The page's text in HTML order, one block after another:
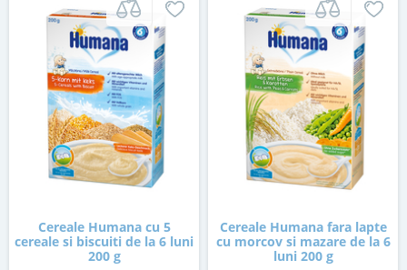
Cereale Humana cu 5
cereale si biscuiti de la 6 luni
200 g
Cereale Humana fara lapte
cu morcov si mazare de la 6
luni 200 g